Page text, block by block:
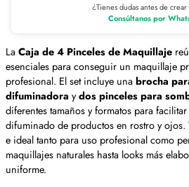
¿Tienes dudas antes de
Consúltanos por
LaCaja de 4 Pinceles de Maquillaje
esenciales para conseguir un maquillaje
profesional. El set incluye unabrocha
difuminadora ydos pinceles para
diferentes tamaños y formatos para
difuminado de productos en rostro y
e ideal tanto para uso profesional como
maquillajes naturales hasta looks más
uniforme.